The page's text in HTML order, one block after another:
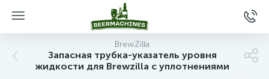
BrewZilla
Запасная трубка-указатель уровня
жидкости для Brewzilla с уплотнениями